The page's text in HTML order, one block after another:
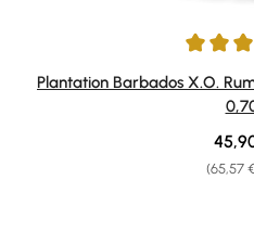
Average rating of 4.91 out of 5
Plantation Barbados X.O.
(65,57